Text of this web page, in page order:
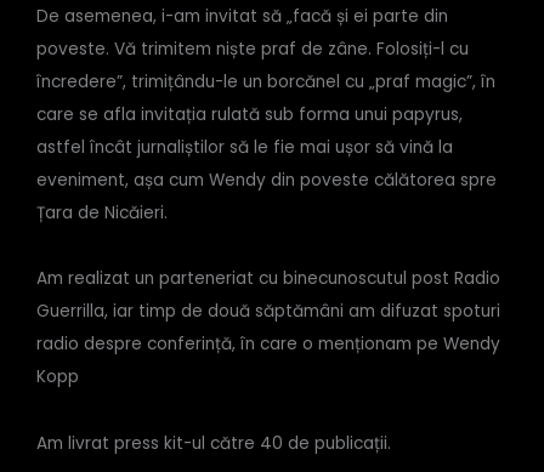
De asemenea, i-am invitat să „facă și ei parte din
poveste. Vă trimitem niște praf de zâne. Folosiți-l cu
încredere”, trimițându-le un borcănel cu „praf magic”, în
care se afla invitația rulată sub forma unui papyrus,
astfel încât jurnaliștilor să le fie mai ușor să vină la
eveniment, așa cum Wendy din poveste călătorea spre
Țara de Nicăieri.
Am realizat un parteneriat cu binecunoscutul post Radio
Guerrilla, iar timp de două săptămâni am difuzat spoturi
radio despre conferință, în care o menționam pe Wendy
Kopp
Am livrat press kit-ul către 40 de publicații.